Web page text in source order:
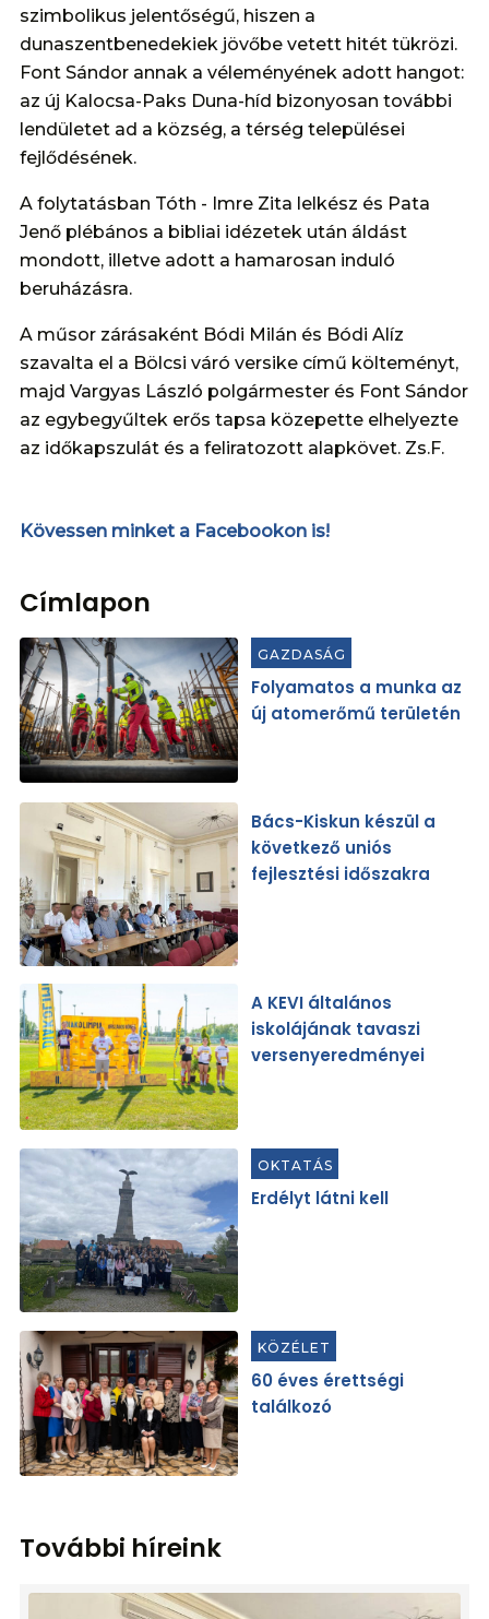
szimbolikus jelentőségű, hiszen a
dunaszentbenedekiek jövőbe vetett hitét tükrözi.
Font Sándor annak a véleményének adott hangot:
az új Kalocsa-Paks Duna-híd bizonyosan további
lendületet ad a község, a térség települései
fejlődésének.
A folytatásban Tóth - Imre Zita lelkész és Pata
Jenő plébános a bibliai idézetek után áldást
mondott, illetve adott a hamarosan induló
beruházásra.
A műsor zárásaként Bódi Milán és Bódi Alíz
szavalta el a Bölcsi váró versike című költeményt,
majd Vargyas László polgármester és Font Sándor
az egybegyűltek erős tapsa közepette elhelyezte
az időkapszulát és a feliratozott alapkövet. Zs.F.
Kövessen minket a Facebookon is!
Címlapon
GAZDASÁG
Folyamatos a munka az
új atomerőmű területén
Bács-Kiskun készül a
következő uniós
fejlesztési időszakra
A KEVI általános
iskolájának tavaszi
versenyeredményei
OKTATÁS
Erdélyt látni kell
KÖZÉLET
60 éves érettségi
találkozó
További híreink